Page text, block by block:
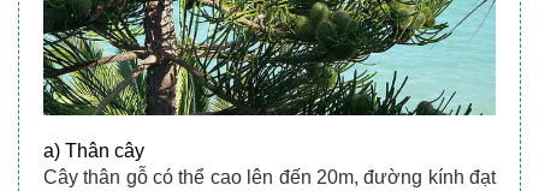
a) Thân cây
Cây thân gỗ có thể cao lên đến 20m, đường kính đạt